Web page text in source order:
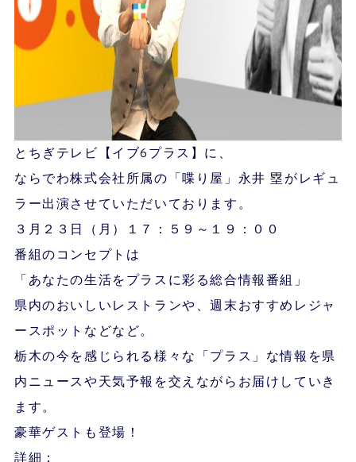
とちぎテレビ【イブ6プラス】に、
ならでわ株式会社所属の「喋り屋」永井 塁がレギュ
ラー出演させていただいております。
３月２３日（月）１７：５９～１９：００
番組のコンセプトは
「あなたの生活をプラスに彩る総合情報番組」
県内のおいしいレストランや、週末おすすめレジャ
ースポットなどなど。
栃木の今を感じられる様々な「プラス」な情報を県
内ニュースや天気予報を交えながらお届けしていき
ます。
豪華ゲストも登場！
詳細：